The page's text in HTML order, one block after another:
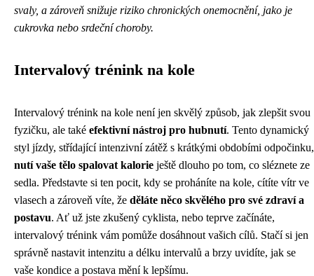
svaly, a zároveň snižuje riziko chronických onemocnění, jako je
cukrovka nebo srdeční choroby.
Intervalový trénink na kole
Intervalový trénink na kole není jen skvělý způsob, jak zlepšit svou
fyzičku, ale také efektivní nástroj pro hubnutí. Tento dynamický
styl jízdy, střídající intenzivní zátěž s krátkými obdobími odpočinku,
nutí vaše tělo spalovat kalorie ještě dlouho po tom, co sléznete ze
sedla. Představte si ten pocit, kdy se proháníte na kole, cítíte vítr ve
vlasech a zároveň víte, že děláte něco skvělého pro své zdraví a
postavu. Ať už jste zkušený cyklista, nebo teprve začínáte,
intervalový trénink vám pomůže dosáhnout vašich cílů. Stačí si jen
správně nastavit intenzitu a délku intervalů a brzy uvidíte, jak se
vaše kondice a postava mění k lepšímu.